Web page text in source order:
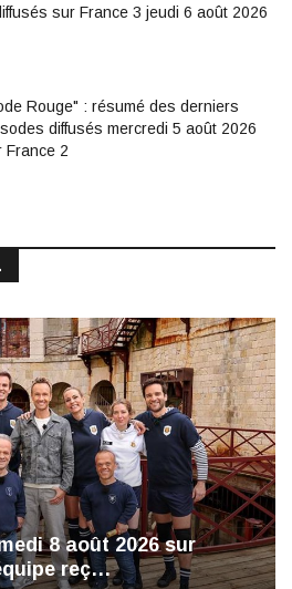
sur France 3 jeudi 6 août 2026
Rouge" : résumé des derniers
diffusés mercredi 5 août 2026
France 2
8 août 2026 sur
reç…